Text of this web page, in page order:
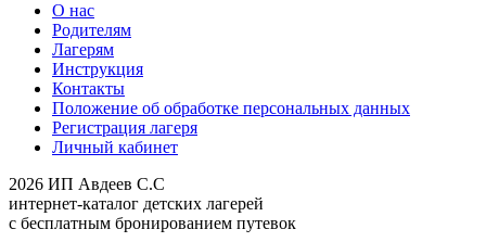
О нас
Родителям
Лагерям
Инструкция
Контакты
Положение об обработке персональных данных
Регистрация лагеря
Личный кабинет
2026 ИП Авдеев С.С
интернет-каталог детских лагерей
с бесплатным бронированием путевок